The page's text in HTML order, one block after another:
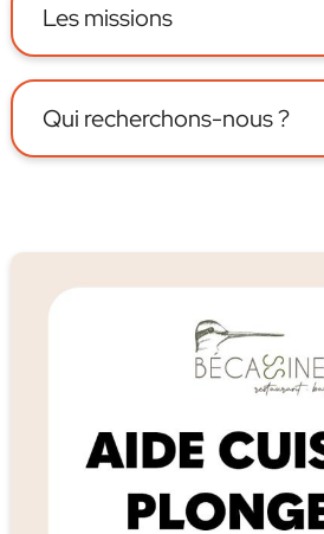
Les missions
Qui recherchons-nous ?